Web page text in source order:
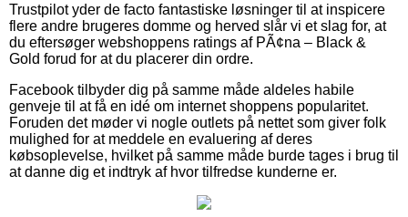
Trustpilot yder de facto fantastiske løsninger til at inspicere
flere andre brugeres domme og herved slår vi et slag for, at
du eftersøger webshoppens ratings af PÃ¢na – Black &
Gold forud for at du placerer din ordre.
Facebook tilbyder dig på samme måde aldeles habile
genveje til at få en idé om internet shoppens popularitet.
Foruden det møder vi nogle outlets på nettet som giver folk
mulighed for at meddele en evaluering af deres
købsoplevelse, hvilket på samme måde burde tages i brug til
at danne dig et indtryk af hvor tilfredse kunderne er.